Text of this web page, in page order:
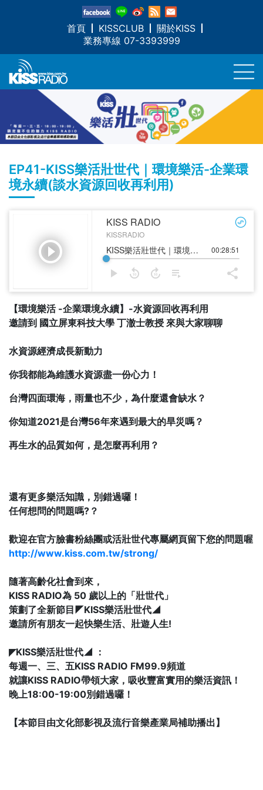
首頁 KISSCLUB
關於KISS
業務專線 07-3393999
EP41-KISS樂活壯世代｜環境樂活-企業環
境永續(談水資源回收再利用)
【環境樂活 -企業環境永續】-水資源回收再利用
邀請到 國立屏東科技大學 丁澈士教授 來與大家聊聊
水資源經濟成長新動力
你我都能為維護水資源盡一份心力！
台灣四面環海，雨量也不少，為什麼還會缺水？
你知道2021是台灣56年來遇到最大的旱災嗎？
再生水的品質如何，是怎麼再利用？
還有更多樂活知識，別錯過囉！
任何想問的問題嗎?？
歡迎在官方臉書粉絲團或活壯世代專屬網頁留下您的問題喔
http://www.kiss.com.tw/strong/
隨著高齡化社會到來，
KISS RADIO為 50 歲以上的「壯世代」
策劃了全新節目◤KISS樂活壯世代◢
邀請所有朋友一起快樂生活、壯遊人生!
◤KISS樂活壯世代◢ ：
每週一、三、五KISS RADIO FM99.9頻道
就讓KISS RADIO帶領大家，吸收豐富實用的樂活資訊！
晚上18:00-19:00別錯過囉！
【本節目由文化部影視及流行音樂產業局補助播出】